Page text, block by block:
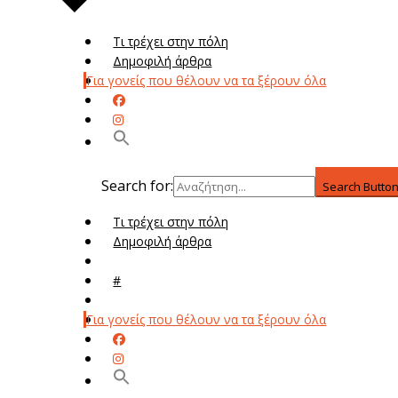
Τι τρέχει στην πόλη
Δημοφιλή άρθρα
Για γονείς που θέλουν να τα ξέρουν όλα
Search for: Search
Τι τρέχει στην πόλη
Δημοφιλή άρθρα
#
Για γονείς που θέλουν να τα ξέρουν όλα